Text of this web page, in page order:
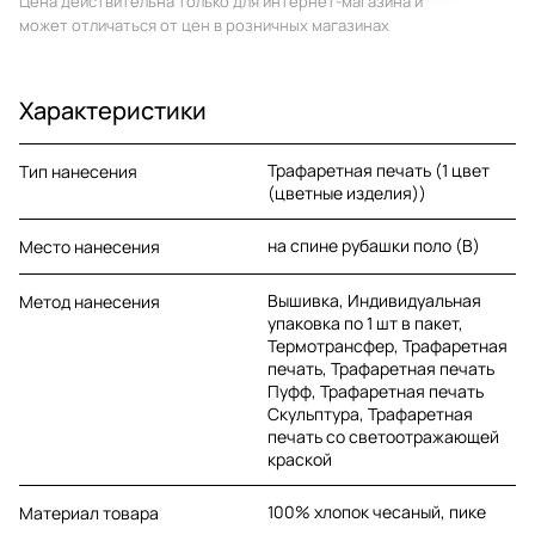
может отличаться от цен в розничных магазинах
Характеристики
Тип нанесения
Трафаретная печать (1 цвет
(цветные изделия))
Место нанесения на спине рубашки поло (B)
Метод нанесения
Вышивка, Индивидуальная
упаковка по 1 шт в пакет,
Термотрансфер, Трафаретная
печать, Трафаретная печать
Пуфф, Трафаретная печать
Скульптура, Трафаретная
печать со светоотражающей
краской
Материал товара 100% хлопок чесаный, пике